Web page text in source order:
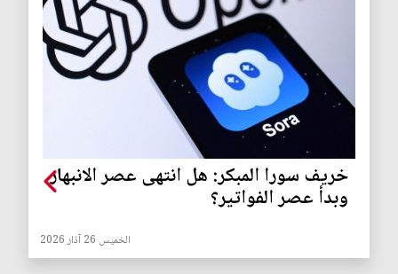
خريف سورا المبكر: هل انتهى عصر الانبهار
وبدأ عصر الفواتير؟
الخميس 26 آذار 2026